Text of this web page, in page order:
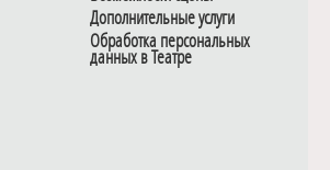
Дополнительные услуги
Обработка персональных
данных в Театре